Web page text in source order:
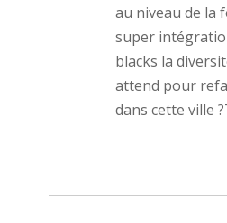
au niveau de la
super
blacks la
attend pour
dans cette ville